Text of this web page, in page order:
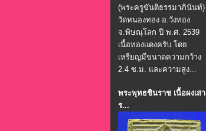
(พระครูขันติธรรมาภินันท์)
วัดหนองทอง อ.วังทอง
จ.พิษณุโลก ปี พ.ศ. 2539
เนื้อทองแดงครับ โดย
เหรียญมีขนาดความกว้าง
2.4 ซ.ม. และความสูง...
พระพุทธชินราช เนื้อผงเสา
ร...